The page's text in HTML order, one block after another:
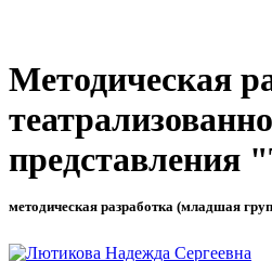
Методическая
представления
методическая разработка (младшая